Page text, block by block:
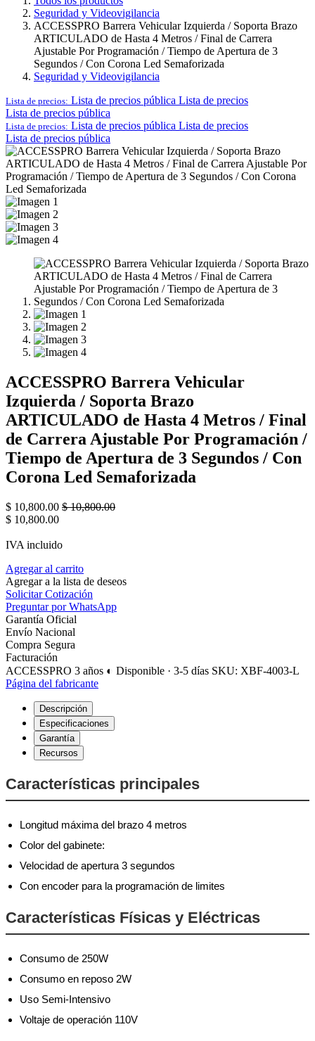
Seguridad y Videovigilancia
ACCESSPRO Barrera Vehicular Izquierda / Soporta Brazo
ARTICULADO de Hasta 4 Metros / Final de Carrera
Ajustable Por Programación / Tiempo de Apertura de 3
Segundos / Con Corona Led Semaforizada
Seguridad y Videovigilancia
Lista de precios: Lista de precios pública Lista de precios
Lista de precios pública
Lista de precios: Lista de precios pública Lista de precios
Lista de precios pública
ACCESSPRO Barrera Vehicular
Izquierda / Soporta Brazo
ARTICULADO de Hasta 4 Metros / Final
de Carrera Ajustable Por Programación /
Tiempo de Apertura de 3 Segundos / Con
Corona Led Semaforizada
$ 10,800.00 $10,800.00
$ 10,800.00
IVA incluido
Agregar al carrito
Agregar a la lista de deseos
Solicitar Cotización
Preguntar por WhatsApp
Garantía Oficial
Envío Nacional
Compra Segura
Facturación
ACCESSPRO 3 años ◐ Disponible · 3-5 días SKU: XBF-4003-L
Página del fabricante
Descripción
Especificaciones
Garantía
Recursos
Características principales
Longitud máxima del brazo 4 metros
Color del gabinete:
Velocidad de apertura 3 segundos
Con encoder para la programación de limites
Características Físicas y Eléctricas
Consumo de 250W
Consumo en reposo 2W
Uso Semi-Intensivo
Voltaje de operación 110V